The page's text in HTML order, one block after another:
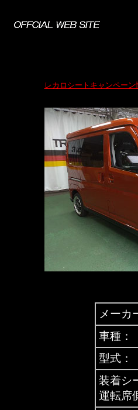
レカロシートキャンペーン
メーカ
車種：
型式：
装着シ
運転席